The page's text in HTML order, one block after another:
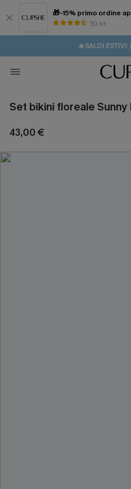
🎁-15% primo ordine
50 k+
⚡️-15% SUGLI
🔥SALDI ESTIVI:
🚚SPEDIZIONE
💌REGALO PER I
Set bikini floreale
43,00 €